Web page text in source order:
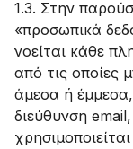
1.3. Στην
«προσωπικά
νοείται κάθε
από τις οποίες
άμεσα ή
διεύθυνση